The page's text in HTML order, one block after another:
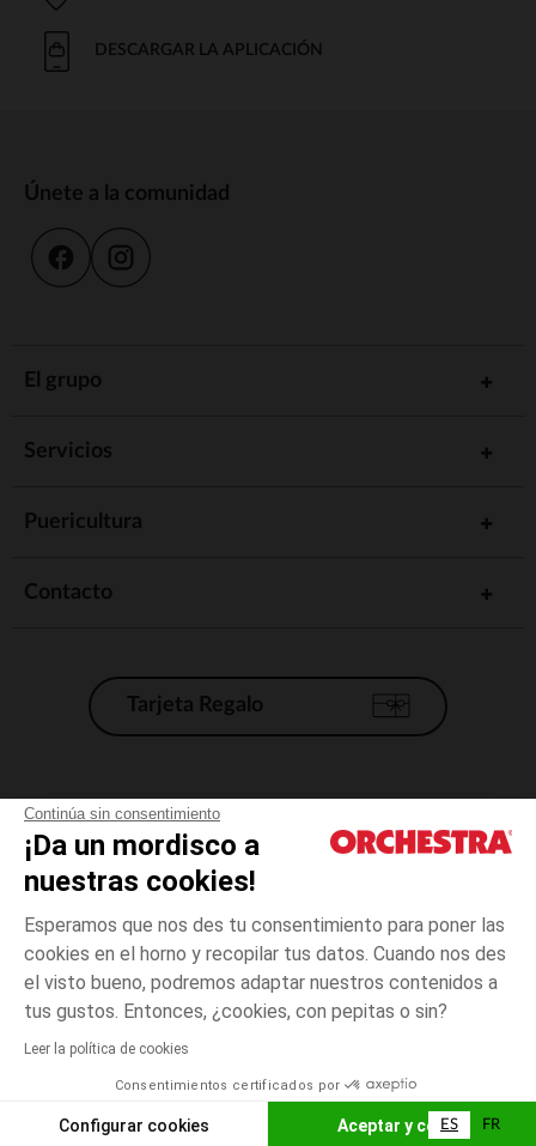
Continúa sin consentimiento
¡Da un mordisco a
nuestras cookies!
Esperamos que nos des tu consentimiento para poner las
cookies en el horno y recopilar tus datos. Cuando nos des
el visto bueno, podremos adaptar nuestros contenidos a
tus gustos. Entonces, ¿cookies, con pepitas o sin?
Leer la política de cookies
Consentimientos certificados por
Configurar cookies Aceptar y cerrar
talla
unica
El pago medidante
AÑADIR A LA CESTA
DESCARGAR LA APLICACIÓN
Únete a la comunidad
El grupo
Servicios
Puericultura
Contacto
Tarjeta Regalo
Condiciones generales de venta
Aviso Legal
*Condiciones de las ofertas actuales
Gestión de las cookies
Accesibilidad: no conforme
Orchestra adhiere al código de ética de la Federación Francesa de comercio
electrónico y venta a distancia (FEVAD) y al sistema de mediación de
ES FR